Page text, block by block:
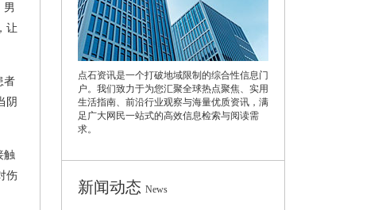
男
让
者
阴
触
伤
点石资讯是一个打破地域限制的综合性信息门
户。我们致力于为您汇聚全球热点聚焦、实用
生活指南、前沿行业观察与海量优质资讯，满
足广大网民一站式的高效信息检索与阅读需
求。
新闻动态 News